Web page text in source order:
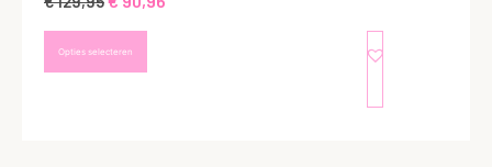
Opties selecteren